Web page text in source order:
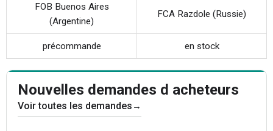
FOB Buenos Aires
(Argentine)
FCA Razdole (Russie)
précommande en stock
Nouvelles demandes d acheteurs
Voir toutes les demandes →